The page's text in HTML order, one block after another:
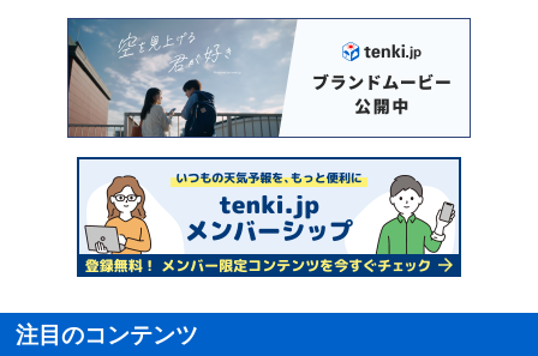
注目のコンテンツ